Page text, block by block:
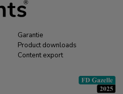
Garantie
Product downloads
Content export